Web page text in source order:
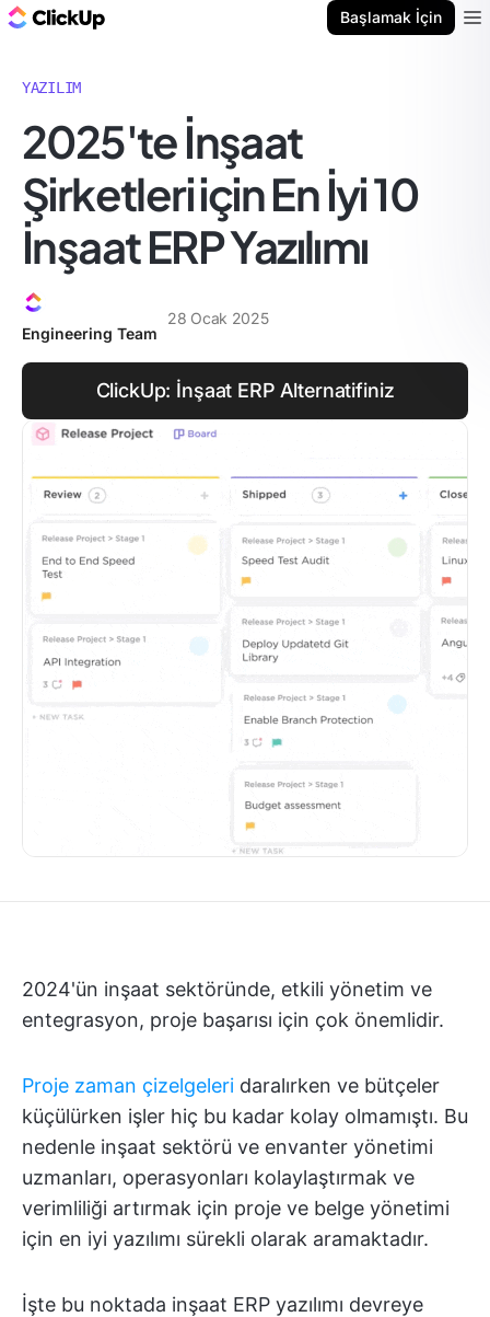
Başlamak İçin
YAZILIM
2025'te İnşaat
Şirketleri için En İyi 10
İnşaat ERP Yazılımı
Engineering Team
28 Ocak 2025
ClickUp: İnşaat ERP Alternatifiniz
2024'ün inşaat sektöründe, etkili yönetim ve
entegrasyon, proje başarısı için çok önemlidir.
Proje zaman çizelgeleri daralırken ve bütçeler
küçülürken işler hiç bu kadar kolay olmamıştı. Bu
nedenle inşaat sektörü ve envanter yönetimi
uzmanları, operasyonları kolaylaştırmak ve
verimliliği artırmak için proje ve belge yönetimi
için en iyi yazılımı sürekli olarak aramaktadır.
İşte bu noktada inşaat ERP yazılımı devreye